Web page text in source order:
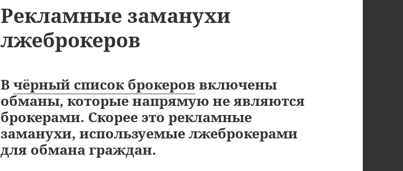
Рекламные заманухи
лжеброкеров
Вчёрный список брокеров включены
обманы, которые напрямую не являются
брокерами. Скорее это рекламные
заманухи, используемые лжеброкерами
для обмана граждан.